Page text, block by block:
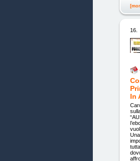
16.
In